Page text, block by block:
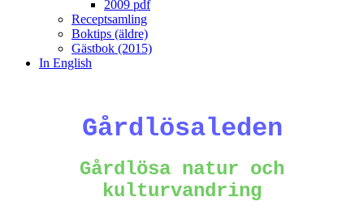
2009 pdf
Receptsamling
Boktips (äldre)
Gästbok (2015)
In English
Gårdlösaleden
Gårdlösa natur och
kulturvandring